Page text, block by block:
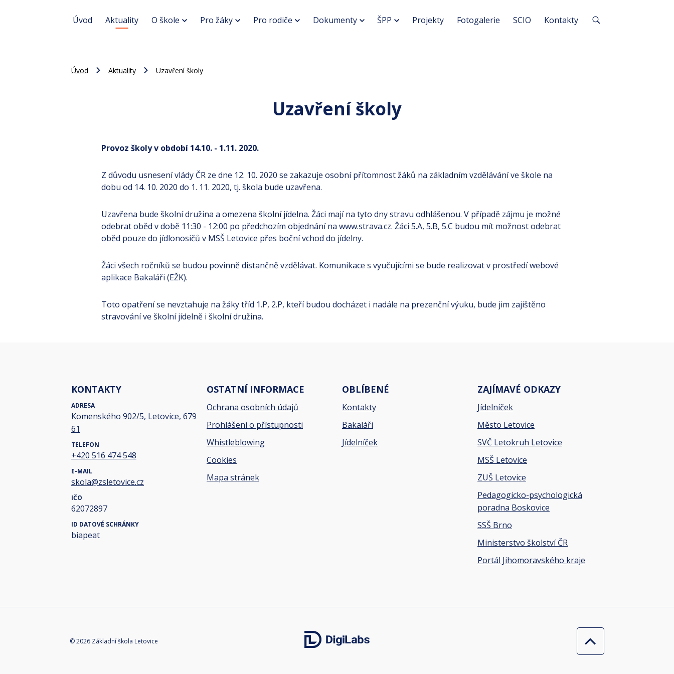
Úvod Aktuality O škole Pro žáky Pro rodiče Dokumenty ŠPP Projekty Fotogalerie SCIO Kontakty
Úvod Aktuality Uzavření školy
Uzavření školy
Provoz školy v období 14.10. - 1.11. 2020.
Z důvodu usnesení vlády ČR ze dne 12. 10. 2020 se zakazuje osobní přítomnost žáků na základním vzdělávání ve škole na
dobu od 14. 10. 2020 do 1. 11. 2020, tj. škola bude uzavřena.
Uzavřena bude školní družina a omezena školní jídelna. Žáci mají na tyto dny stravu odhlášenou. V případě zájmu je možné
odebrat oběd v době 11:30 - 12:00 po předchozím objednání na www.strava.cz. Žáci 5.A, 5.B, 5.C budou mít možnost odebrat
oběd pouze do jídlonosičů v MSŠ Letovice přes boční vchod do jídelny.
Žáci všech ročníků se budou povinně distančně vzdělávat. Komunikace s vyučujícími se bude realizovat v prostředí webové
aplikace Bakaláři (EŽK).
Toto opatření se nevztahuje na žáky tříd 1.P, 2.P, kteří budou docházet i nadále na prezenční výuku, bude jim zajištěno
stravování ve školní jídelně i školní družina.
KONTAKTY
ADRESA
Komenského 902/5, Letovice, 679
61
TELEFON
+420 516 474 548
E-MAIL
skola@zsletovice.cz
IČO
62072897
ID DATOVÉ SCHRÁNKY
biapeat
OSTATNÍ INFORMACE
Ochrana osobních údajů
Prohlášení o přístupnosti
Whistleblowing
Cookies
Mapa stránek
OBLÍBENÉ
Kontakty
Bakaláři
Jídelníček
ZAJÍMAVÉ ODKAZY
Jídelníček
Město Letovice
SVČ Letokruh Letovice
MSŠ Letovice
ZUŠ Letovice
Pedagogicko-psychologická
poradna Boskovice
SSŠ Brno
Ministerstvo školství ČR
Portál Jihomoravského kraje
© 2026 Základní škola Letovice